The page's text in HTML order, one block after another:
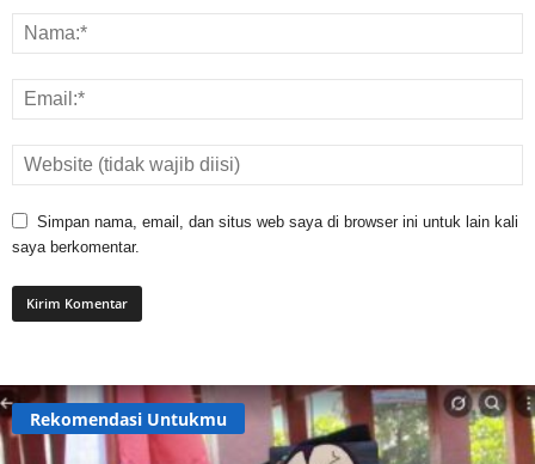
Simpan nama, email, dan situs web saya di browser ini untuk lain kali
saya berkomentar.
Rekomendasi Untukmu